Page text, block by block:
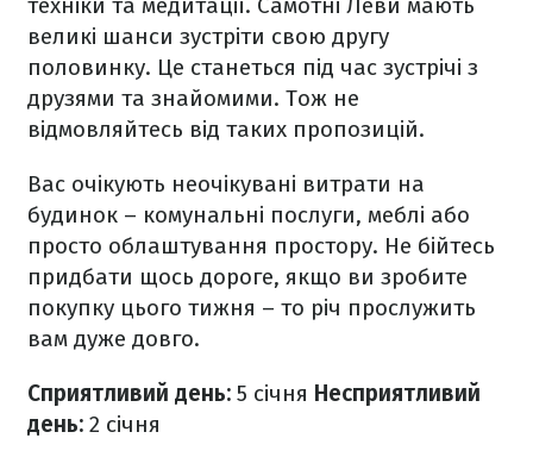
великі шанси зустріти свою другу
половинку. Це станеться під час зустрічі з
друзями та знайомими. Тож не
відмовляйтесь від таких пропозицій.
Вас очікують неочікувані витрати на
будинок – комунальні послуги, меблі або
просто облаштування простору. Не бійтесь
придбати щось дороге, якщо ви зробите
покупку цього тижня – то річ прослужить
вам дуже довго.
Сприятливий день: 5 січня Несприятливий
день: 2 січня